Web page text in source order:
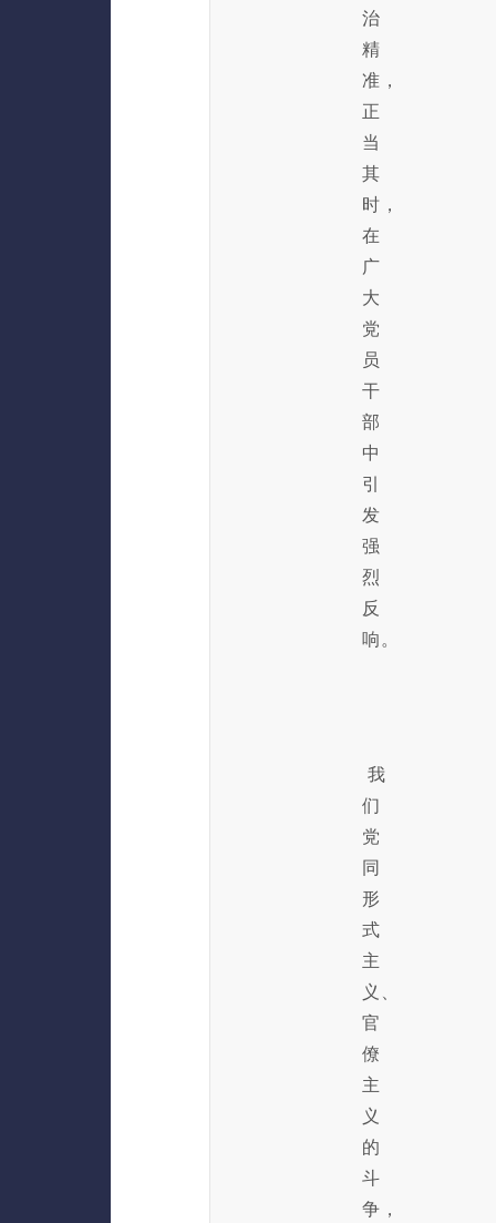
治
精
准，
正
当
其
时，
在
广
大
党
员
干
部
中
引
发
强
烈
反
响。
我
们
党
同
形
式
主
义、
官
僚
主
义
的
斗
争，